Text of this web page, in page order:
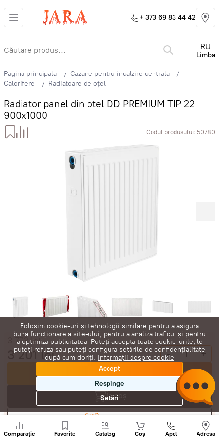
+ 373 69 83 44 42
RU
Limba
Pagina principala
Cazane pentru incalzire centrala
Calorifere
Radiatoare de oțel
Radiator panel din otel DD PREMIUM TIP 22
900x1000
Codul produsului: 50780
3 773lei
3 201lei - +
Cumpără acum
În coș
Comparație Favorite Catalog Coș Apel Adresa
Sunați
+
Folosim cookie-uri și tehnologii similare pentru a asigura
buna funcționare a site-ului, pentru a analiza traficul și pentru
a optimiza publicitatea. Puteți accepta toate cookie-urile, le
puteți refuza sau puteți configura setările de confidențialitate
după cum doriți. Informații despre cookie
Accept
Respinge
Setări